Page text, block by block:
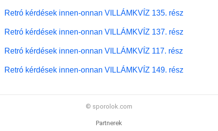
Retró kérdések innen-onnan VILLÁMKVÍZ 135. rész
Retró kérdések innen-onnan VILLÁMKVÍZ 137. rész
Retró kérdések innen-onnan VILLÁMKVÍZ 117. rész
Retró kérdések innen-onnan VILLÁMKVÍZ 149. rész
© sporolok.com
Partnerek